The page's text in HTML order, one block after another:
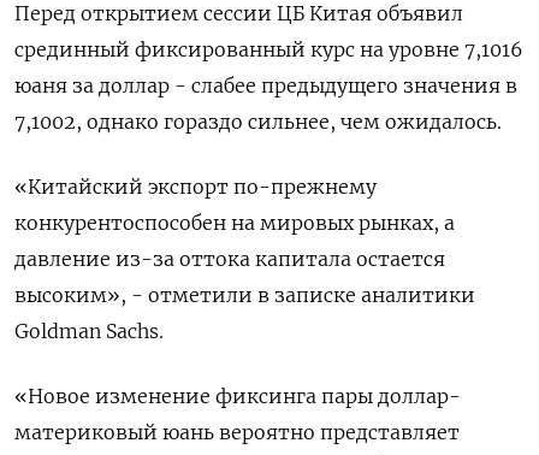
Перед открытием сессии ЦБ Китая объявил
срединный фиксированный курс на уровне 7,1016
юаня за доллар - слабее предыдущего значения в
7,1002, однако гораздо сильнее, чем ожидалось.
«Китайский экспорт по-прежнему
конкурентоспособен на мировых рынках, а
давление из-за оттока капитала остается
высоким», - отметили в записке аналитики
Goldman Sachs.
«Новое изменение фиксинга пары доллар-
материковый юань вероятно представляет